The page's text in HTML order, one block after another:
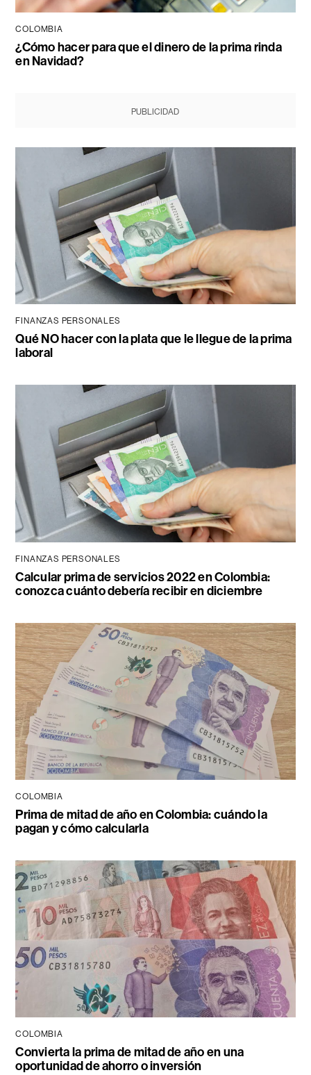
COLOMBIA
¿Cómo hacer para que el dinero de la prima rinda
en Navidad?
PUBLICIDAD
FINANZAS PERSONALES
Qué NO hacer con la plata que le llegue de la prima
laboral
FINANZAS PERSONALES
Calcular prima de servicios 2022 en Colombia:
conozca cuánto debería recibir en diciembre
COLOMBIA
Prima de mitad de año en Colombia: cuándo la
pagan y cómo calcularla
COLOMBIA
Convierta la prima de mitad de año en una
oportunidad de ahorro o inversión